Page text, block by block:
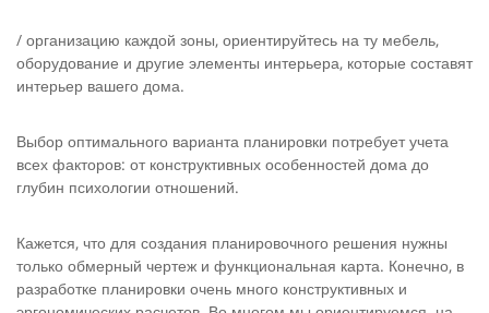
/ организацию каждой зоны, ориентируйтесь на ту мебель,
оборудование и другие элементы интерьера, которые составят
интерьер вашего дома.
Выбор оптимального варианта планировки потребует учета
всех факторов: от конструктивных особенностей дома до
глубин психологии отношений.
Кажется, что для создания планировочного решения нужны
только обмерный чертеж и функциональная карта. Конечно, в
раз­работке планировки очень много конструктивных и